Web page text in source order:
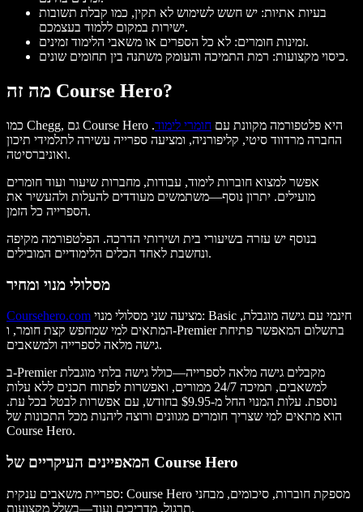
בעיות אתיות: יש חשש לשימוש לא תקין, כמו קבלת תשובות
ישירות במקום ללמוד בעצמכם.
זמינות חומרים: לא כל הספרים או משאבי הלימוד זמינים.
כיסוי מקצועות: רמת התמיכה והעומק משתנה בין תחומים שונים.
מה זה Course Hero?
כמו Chegg, גם Course Hero היא פלטפורמה מקוונת עם חומרי לימוד.
החברה מרדווד סיטי, קליפורניה, ומציעה ספרייה עשירה לתלמידי תיכון
ואוניברסיטה.
אפשר למצוא חוברות לימוד, עבודות, מחברות שיעור ועוד חומרים
מועילים. יתרון נוסף—משתמשים מעודדים להעלות ולהעשיר את
הספרייה כל הזמן.
בנוסף יש עזרה בשיעורי בית ושירותי הדרכה. הפלטפורמה מקיפה
ונחשבת לאחד הכלים הלימודיים המובילים.
מסלולי מנוי ומחיר
Coursehero.com
המתאים למי שמחפש קצת חומר, ו-Premier בתשלום המאפשר פתיחת
גישה מלאה לספרייה ולמשאבים.
ב-Premier מקבלים גישה מלאה לספרייה—כולל גישה בלתי מוגבלת
למשאבים, תמיכה 24/7 ממורים, ואפשרות לפתוח תכנים ללא עלות
נוספת. עלות המנוי החל מ-$9.95 בחודש, עם אפשרות לבטל בכל עת.
הוא מתאים למי שצריך חומרים מגוונים ורוצה ליהנות מכל התכונות של
Course Hero.
המאפיינים העיקריים של Course Hero
ספריית משאבים ענקית: Course Hero מספקת חוברות, סיכומים, מבחני
תרגול, מדריכים ועוד—בשלל מקצועות.